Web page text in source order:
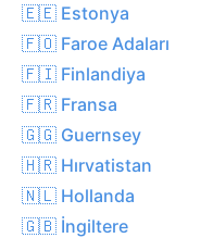
🇪🇪 Estonya
🇫🇴 Faroe Adaları
🇫🇮 Finlandiya
🇫🇷 Fransa
🇬🇬 Guernsey
🇭🇷 Hırvatistan
🇳🇱 Hollanda
🇬🇧 İngiltere